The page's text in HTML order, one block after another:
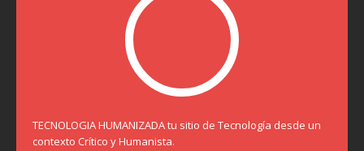
TECNOLOGIA HUMANIZADA tu sitio de Tecnología desde un
contexto Crítico y Humanista.